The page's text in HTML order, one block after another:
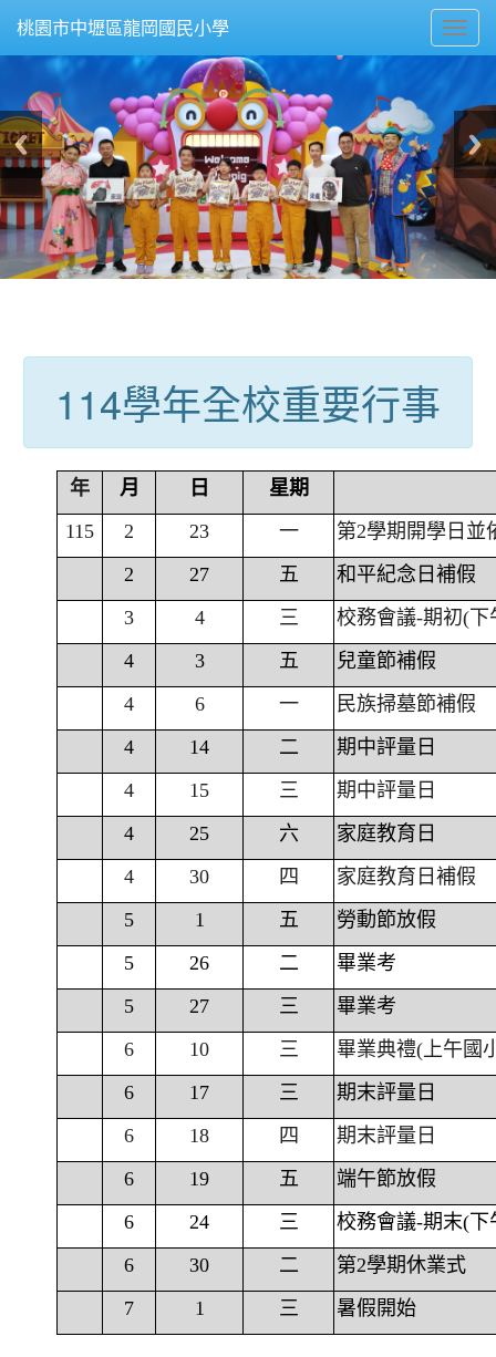
桃園市中壢區龍岡國民小學
114學年全校重要行事
年 月 日
星期
115
2 23 一
第2學期開學日並
2
27 五
和平紀念日補假
3
4 三
校務會議-期初(下
4
3 五
兒童節補假
4
6 一
民族掃墓節補假
4
14 二
期中評量日
4
15 三
期中評量日
4
25 六
家庭教育日
4
30 四
家庭教育日補假
5
1 五
勞動節放假
5
26 二
畢業考
5
27 三
畢業考
6
10 三
畢業典禮(上午國
6
17 三
期末評量日
6
18 四
期末評量日
6
19 五
端午節放假
6
24 三
校務會議-期末(下
6
30 二
第2學期休業式
7
1 三 暑假開始